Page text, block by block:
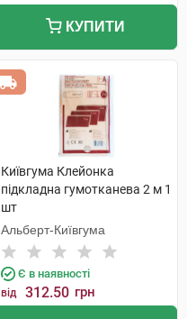
КУПИТИ
Київгума Клейонка
підкладна гумотканева 2 м 1
шт
Альберт-Київгума
Є в наявності
від 312.50 грн